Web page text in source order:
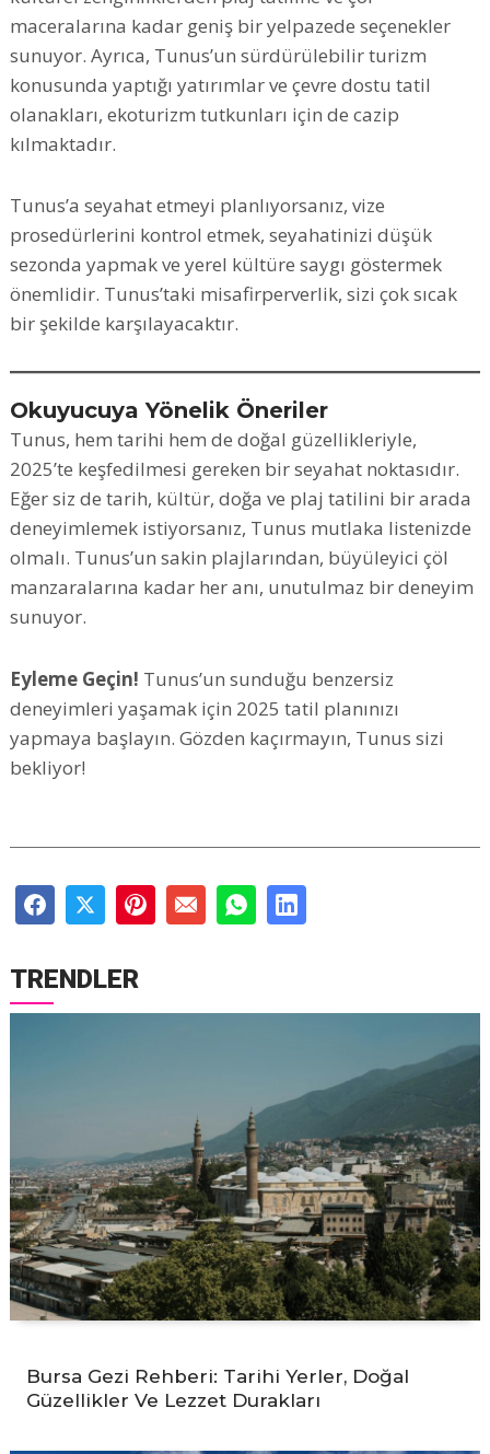
maceralarına kadar geniş bir yelpazede seçenekler
sunuyor. Ayrıca, Tunus’un sürdürülebilir turizm
konusunda yaptığı yatırımlar ve çevre dostu tatil
olanakları, ekoturizm tutkunları için de cazip
kılmaktadır.
Tunus’a seyahat etmeyi planlıyorsanız, vize
prosedürlerini kontrol etmek, seyahatinizi düşük
sezonda yapmak ve yerel kültüre saygı göstermek
önemlidir. Tunus’taki misafirperverlik, sizi çok sıcak
bir şekilde karşılayacaktır.
Okuyucuya Yönelik Öneriler
Tunus, hem tarihi hem de doğal güzellikleriyle,
2025’te keşfedilmesi gereken bir seyahat noktasıdır.
Eğer siz de tarih, kültür, doğa ve plaj tatilini bir arada
deneyimlemek istiyorsanız, Tunus mutlaka listenizde
olmalı. Tunus’un sakin plajlarından, büyüleyici çöl
manzaralarına kadar her anı, unutulmaz bir deneyim
sunuyor.
Eyleme Geçin! Tunus’un sunduğu benzersiz
deneyimleri yaşamak için 2025 tatil planınızı
yapmaya başlayın. Gözden kaçırmayın, Tunus sizi
bekliyor!
TRENDLER
Bursa Gezi Rehberi: Tarihi Yerler, Doğal
Güzellikler Ve Lezzet Durakları